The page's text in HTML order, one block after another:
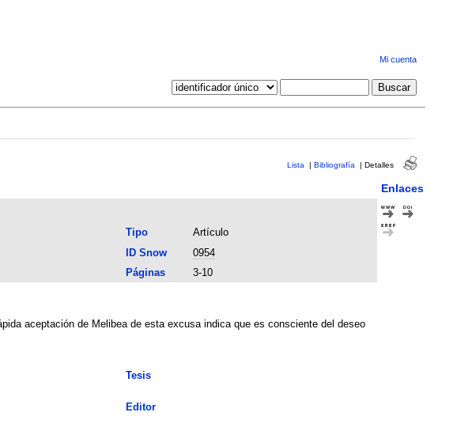
Mi cuenta
Lista | Bibliografía | Detalles
Enlaces
Tipo
Artículo
ID Snow
0954
Páginas
3-10
aceptación de Melibea de esta excusa indica que es consciente del deseo
Tesis
Editor